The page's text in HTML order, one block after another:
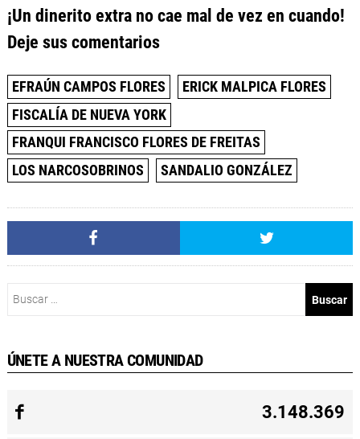
¡Un dinerito extra no cae mal de vez en cuando!
Deje sus comentarios
EFRAÚN CAMPOS FLORES
ERICK MALPICA FLORES
FISCALÍA DE NUEVA YORK
FRANQUI FRANCISCO FLORES DE FREITAS
LOS NARCOSOBRINOS
SANDALIO GONZÁLEZ
ÚNETE A NUESTRA COMUNIDAD
3.148.369